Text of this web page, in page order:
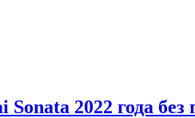
2022 года